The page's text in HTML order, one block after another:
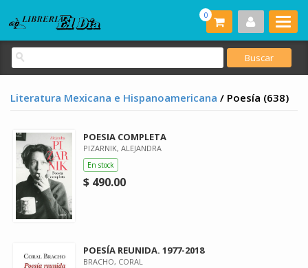
0
Literatura Mexicana e Hispanoamericana / Poesía (638)
POESIA COMPLETA
PIZARNIK, ALEJANDRA
En stock
$ 490.00
POESÍA REUNIDA. 1977-2018
BRACHO, CORAL